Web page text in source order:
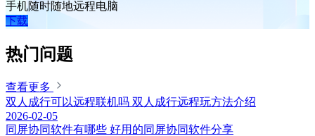
手机随时随地远程电脑
下载
热门问题
查看更多
双人成行可以远程联机吗 双人成行远程玩方法介绍
2026-02-05
同屏协同软件有哪些 好用的同屏协同软件分享